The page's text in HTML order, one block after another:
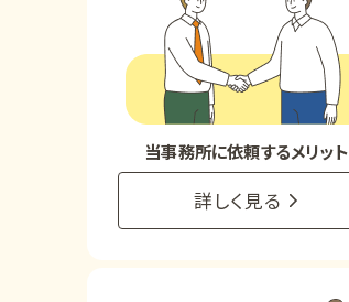
で受給相談をする
当事務所に依頼するメリット
詳しく見る